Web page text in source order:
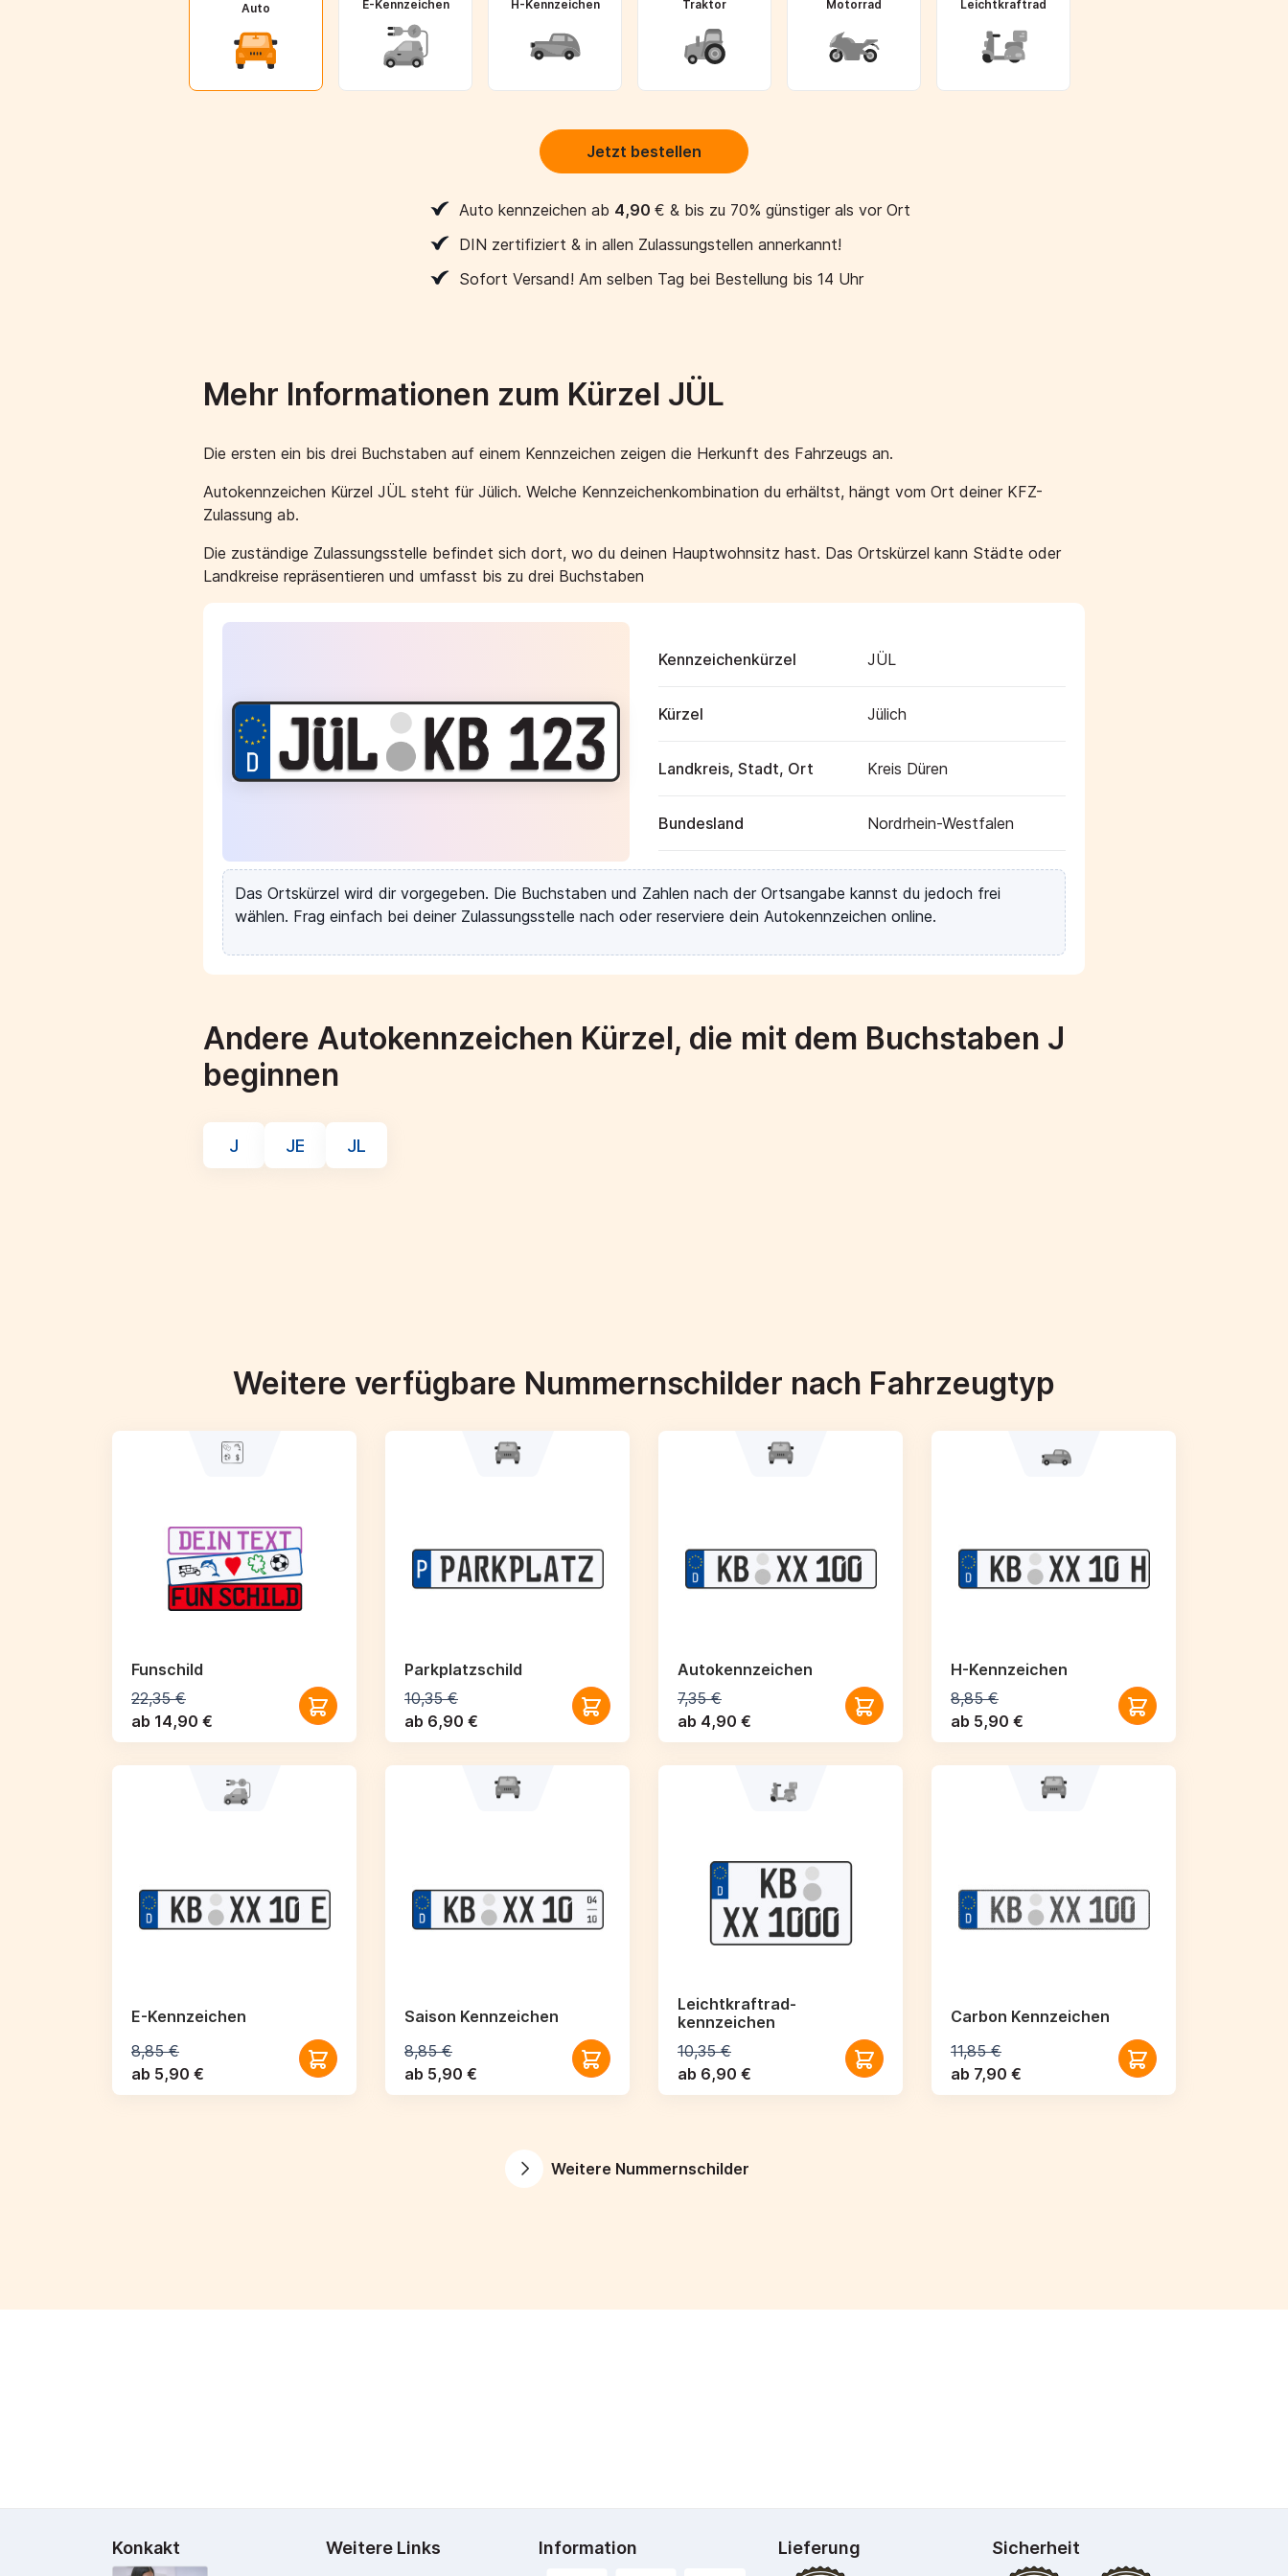
Auto E-Kennzeichen H-Kennzeichen Traktor Motorrad Leichtkraftrad
Jetzt bestellen
Auto kennzeichen ab 4,90 € & bis zu 70% günstiger als vor Ort
DIN zertifiziert & in allen Zulassungstellen annerkannt!
Sofort Versand! Am selben Tag bei Bestellung bis 14 Uhr
Mehr Informationen zum Kürzel JÜL
Die ersten ein bis drei Buchstaben auf einem Kennzeichen zeigen die Herkunft des Fahrzeugs an.
Autokennzeichen Kürzel JÜL steht für Jülich. Welche Kennzeichenkombination du erhältst, hängt vom Ort deiner KFZ-
Zulassung ab.
Die zuständige Zulassungsstelle befindet sich dort, wo du deinen Hauptwohnsitz hast. Das Ortskürzel kann Städte oder
Landkreise repräsentieren und umfasst bis zu drei Buchstaben
Kennzeichenkürzel JÜL
Kürzel Jülich
Landkreis, Stadt, Ort Kreis Düren
Bundesland Nordrhein-Westfalen
Das Ortskürzel wird dir vorgegeben. Die Buchstaben und Zahlen nach der Ortsangabe kannst du jedoch frei
wählen. Frag einfach bei deiner Zulassungsstelle nach oder reserviere dein Autokennzeichen online.
Andere Autokennzeichen Kürzel, die mit dem Buchstaben J
beginnen
J JE JL
Weitere verfügbare Nummernschilder nach Fahrzeugtyp
Funschild
22,35 €
ab 14,90 €
Parkplatzschild
10,35 €
ab 6,90 €
Autokennzeichen
7,35 €
ab 4,90 €
H-Kennzeichen
8,85 €
ab 5,90 €
E-Kennzeichen
8,85 €
ab 5,90 €
Saison Kennzeichen
8,85 €
ab 5,90 €
Leichtkraftrad­
kennzeichen
10,35 €
ab 6,90 €
Carbon Kennzeichen
11,85 €
ab 7,90 €
Weitere Nummernschilder
Konkakt Weitere Links Information Lieferung Sicherheit